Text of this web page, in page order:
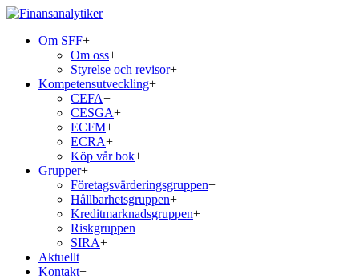
Om SFF+
Om oss+
Styrelse och revisor+
Kompetensutveckling+
CEFA+
CESGA+
ECFM+
ECRA+
Köp vår bok+
Grupper+
Företagsvärderingsgruppen+
Hållbarhetsgruppen+
Kreditmarknadsgruppen+
Riskgruppen+
SIRA+
Aktuellt+
Kontakt+